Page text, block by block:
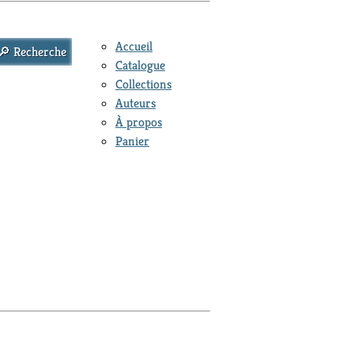
Accueil
Catalogue
Collections
Auteurs
À propos
Panier